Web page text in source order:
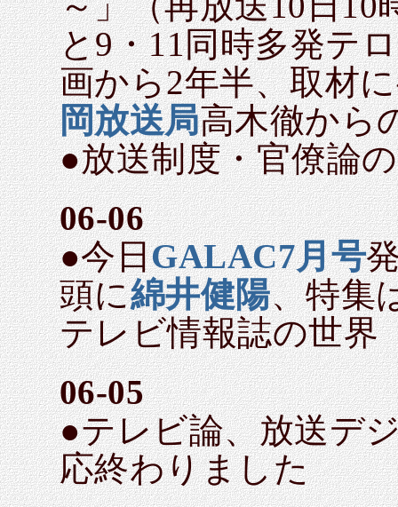
と9・11同時多発テ
画から2年半、取材
岡放送局高木徹から
●放送制度・官僚論
06-06
●今日GALAC7月号
頭に綿井健陽、特集
テレビ情報誌の世界
06-05
●テレビ論、放送デ
応終わりました